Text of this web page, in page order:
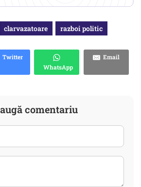
clarvazatoare razboi politic
Twitter
WhatsApp
Email
comentariu